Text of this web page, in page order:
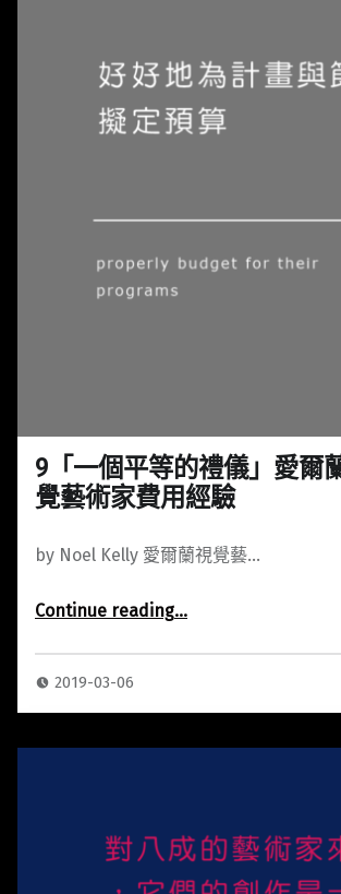
9「一個平等的禮儀」愛爾
覺藝術家費用經驗
by Noel Kelly 愛爾蘭視覺藝…
Continue reading“9「一個平等的禮儀」愛爾蘭的官方視覺藝術家費用經驗”
…
2019-03-06